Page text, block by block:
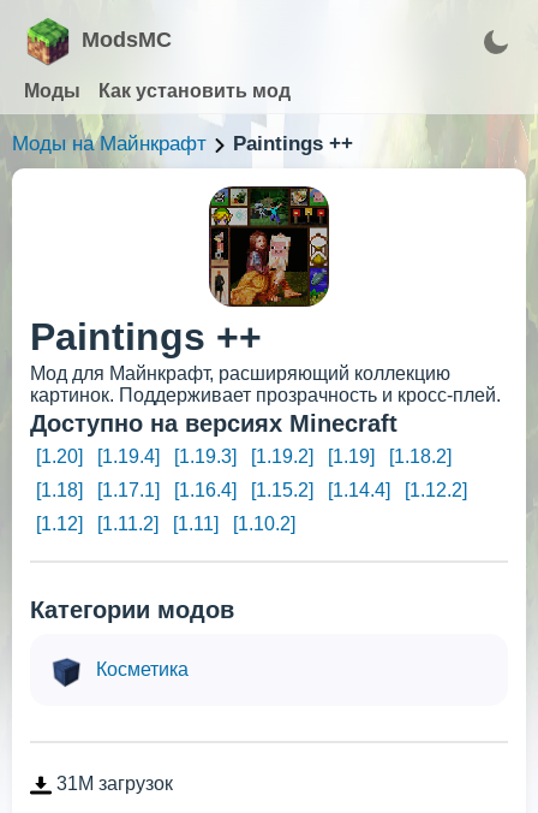
ModsMC
Моды Как установить мод
Моды на Майнкрафт Paintings ++
Paintings ++
Мод для Майнкрафт, расширяющий коллекцию
картинок. Поддерживает прозрачность и кросс-плей.
Доступно на версиях Minecraft
[1.20] [1.19.4] [1.19.3] [1.19.2] [1.19]
[1.18.2]
[1.18]
[1.17.1] [1.16.4] [1.15.2] [1.14.4]
[1.12.2]
[1.12]
[1.11.2] [1.11] [1.10.2]
Категории модов
Косметика
31M загрузок